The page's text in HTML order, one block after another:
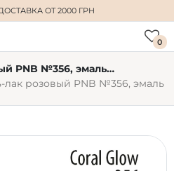
ОТ 2000 ГРН
0
Гель-лак розовый PNB №356, эмаль (8 мл)